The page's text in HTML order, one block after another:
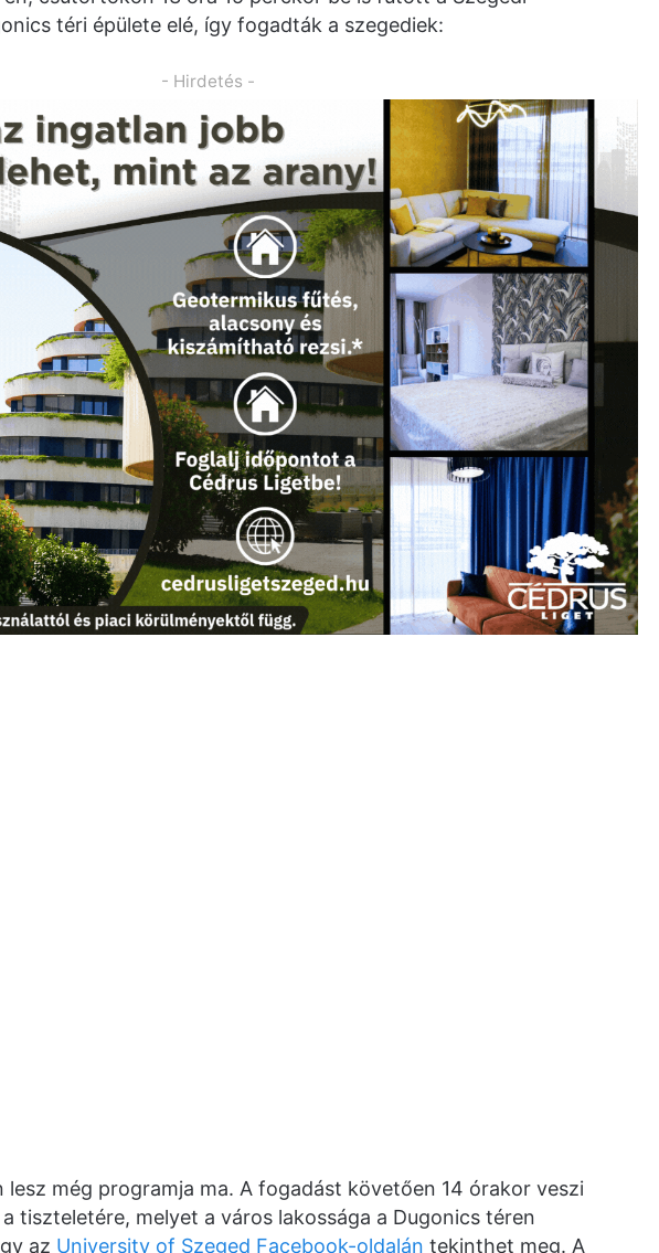
téri épülete elé, így fogadták a szegediek:
- Hirdetés -
lesz még programja ma. A fogadást követően 14 órakor veszi
tiszteletére, melyet a város lakossága a Dugonics téren
az University of Szeged Facebook-oldalán tekinthet meg. A